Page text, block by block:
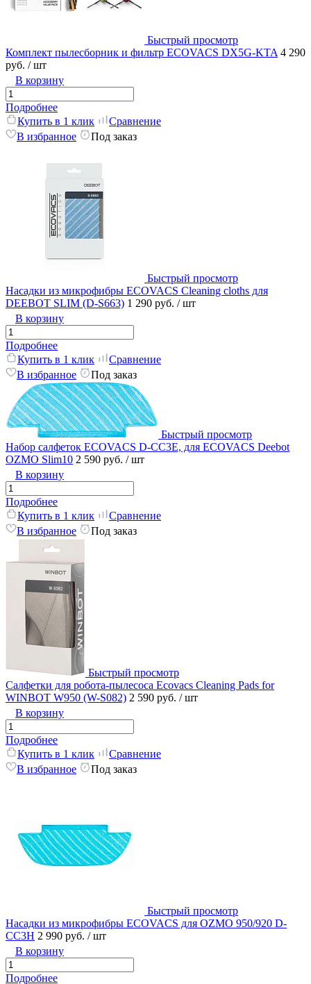
Быстрый просмотр
Комплект пылесборник и фильтр ECOVACS DX5G-KTA 4 290
руб. / шт
В корзину
Подробнее
Купить в 1 клик
Сравнение
В избранное
Под заказ
Быстрый просмотр
Насадки из микрофибры ECOVACS Cleaning cloths для
DEEBOT SLIM (D-S663) 1 290 руб. / шт
В корзину
Подробнее
Купить в 1 клик
Сравнение
В избранное
Под заказ
Быстрый просмотр
Набор салфеток ECOVACS D-CC3E, для ECOVACS Deebot
OZMO Slim10 2 590 руб. / шт
В корзину
Подробнее
Купить в 1 клик
Сравнение
В избранное
Под заказ
Быстрый просмотр
Салфетки для робота-пылесоса Ecovacs Cleaning Pads for
WINBOT W950 (W-S082) 2 590 руб. / шт
В корзину
Подробнее
Купить в 1 клик
Сравнение
В избранное
Под заказ
Быстрый просмотр
Насадки из микрофибры ECOVACS для OZMO 950/920 D-
CC3H 2 990 руб. / шт
В корзину
Подробнее